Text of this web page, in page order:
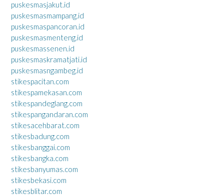
puskesmasjakut.id
puskesmasmampang.id
puskesmaspancoran.id
puskesmasmenteng.id
puskesmassenen.id
puskesmaskramatjati.id
puskesmasngambeg.id
stikespacitan.com
stikespamekasan.com
stikespandeglang.com
stikespangandaran.com
stikesacehbarat.com
stikesbadung.com
stikesbanggai.com
stikesbangka.com
stikesbanyumas.com
stikesbekasi.com
stikesblitar.com